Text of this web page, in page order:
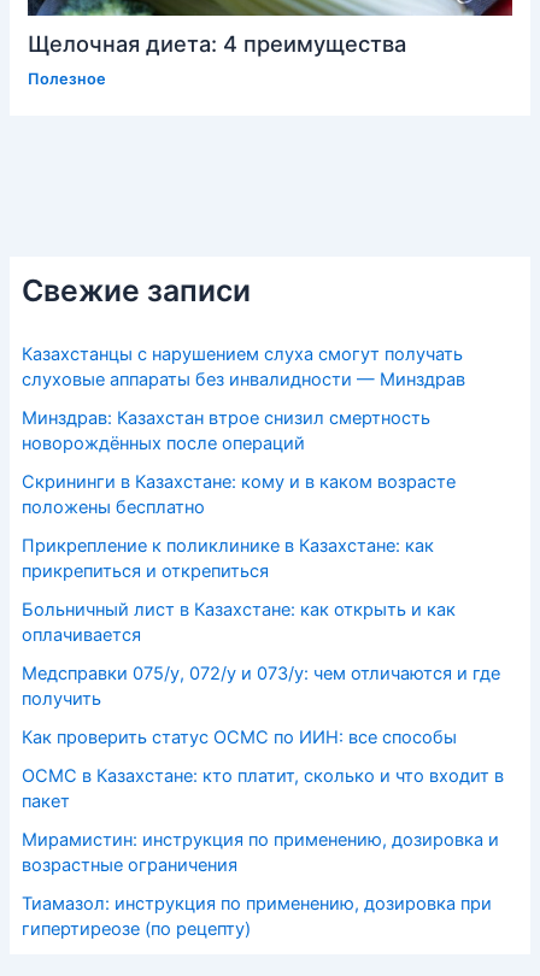
Щелочная диета: 4 преимущества
Полезное
Свежие записи
Казахстанцы с нарушением слуха смогут получать
слуховые аппараты без инвалидности — Минздрав
Минздрав: Казахстан втрое снизил смертность
новорождённых после операций
Скрининги в Казахстане: кому и в каком возрасте
положены бесплатно
Прикрепление к поликлинике в Казахстане: как
прикрепиться и открепиться
Больничный лист в Казахстане: как открыть и как
оплачивается
Медсправки 075/у, 072/у и 073/у: чем отличаются и где
получить
Как проверить статус ОСМС по ИИН: все способы
ОСМС в Казахстане: кто платит, сколько и что входит в
пакет
Мирамистин: инструкция по применению, дозировка и
возрастные ограничения
Тиамазол: инструкция по применению, дозировка при
гипертиреозе (по рецепту)